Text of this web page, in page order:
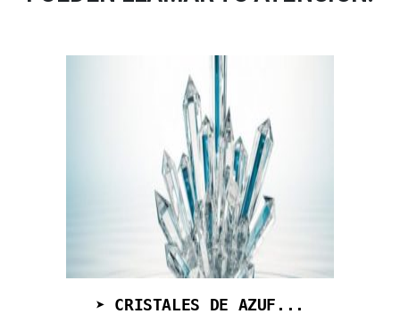
➤ CRISTALES DE AZUF...